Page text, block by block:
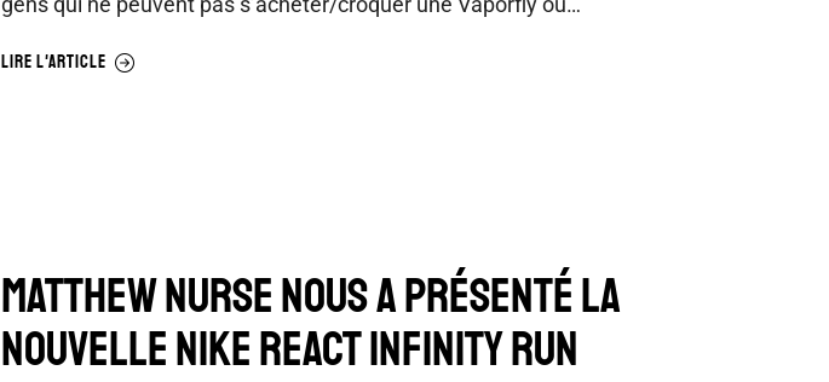
LIRE L'ARTICLE
MATTHEW NURSE NOUS A PRÉSENTÉ LA
NOUVELLE NIKE REACT INFINITY RUN